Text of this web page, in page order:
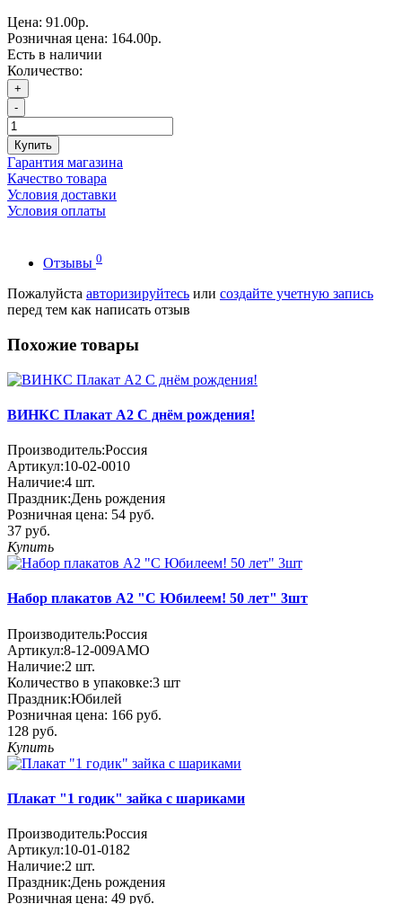
Цена: 91.00р.
Розничная цена: 164.00р.
Есть в наличии
Количество:
+
-
Купить
Гарантия магазина
Качество товара
Условия доставки
Условия оплаты
Отзывы 0
Пожалуйста авторизируйтесь или создайте учетную запись
перед тем как написать отзыв
Похожие товары
ВИНКС Плакат А2 С днём рождения!
Производитель:Россия
Артикул:10-02-0010
Наличие:4 шт.
Праздник:День рождения
Розничная цена: 54 руб.
37 руб.
Купить
Набор плакатов А2 "С Юбилеем! 50 лет" 3шт
Производитель:Россия
Артикул:8-12-009АМО
Наличие:2 шт.
Количество в упаковке:3 шт
Праздник:Юбилей
Розничная цена: 166 руб.
128 руб.
Купить
Плакат "1 годик" зайка с шариками
Производитель:Россия
Артикул:10-01-0182
Наличие:2 шт.
Праздник:День рождения
Розничная цена: 49 руб.